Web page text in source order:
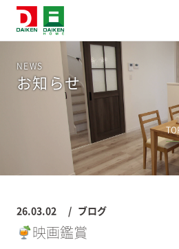
NEWS
お知らせ
26.03.02 ブログ
映画鑑賞